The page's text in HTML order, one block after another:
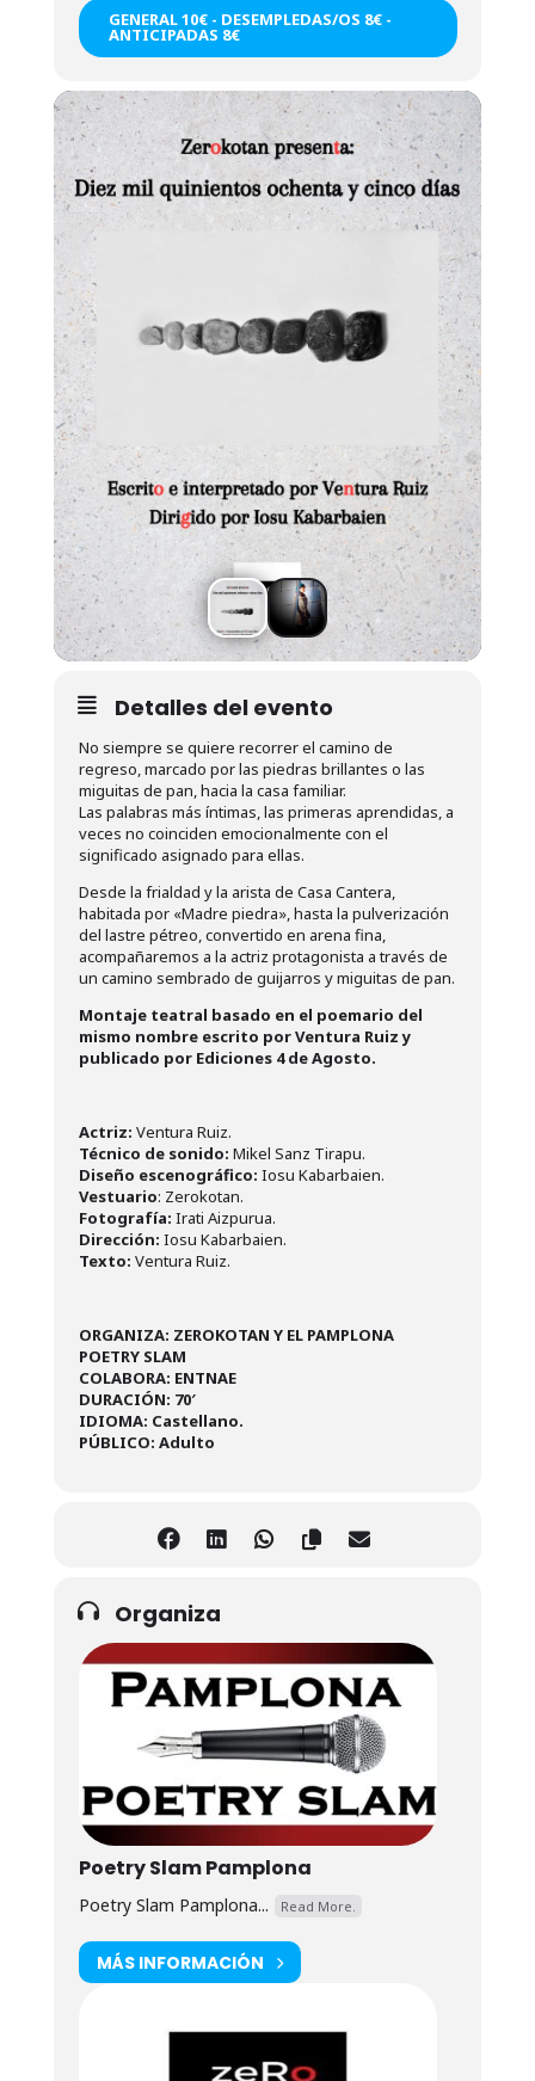
GENERAL 10€ - DESEMPLEDAS/OS 8€ -
ANTICIPADAS 8€
Detalles del evento
No siempre se quiere recorrer el camino de
regreso, marcado por las piedras brillantes o las
miguitas de pan, hacia la casa familiar.
Las palabras más íntimas, las primeras aprendidas, a
veces no coinciden emocionalmente con el
significado asignado para ellas.
Desde la frialdad y la arista de Casa Cantera,
habitada por «Madre piedra», hasta la pulverización
del lastre pétreo, convertido en arena fina,
acompañaremos a la actriz protagonista a través de
un camino sembrado de guijarros y miguitas de pan.
Montaje teatral basado en el poemario del
mismo nombre escrito por Ventura Ruiz y
publicado por Ediciones 4 de Agosto.
Actriz: Ventura Ruiz.
Técnico de sonido: Mikel Sanz Tirapu.
Diseño escenográfico: Iosu Kabarbaien.
Vestuario: Zerokotan.
Fotografía: Irati Aizpurua.
Dirección: Iosu Kabarbaien.
Texto: Ventura Ruiz.
ORGANIZA: ZEROKOTAN Y EL PAMPLONA
POETRY SLAM
COLABORA: ENTNAE
DURACIÓN: 70′
IDIOMA: Castellano.
PÚBLICO: Adulto
Organiza
Poetry Slam Pamplona
Poetry Slam Pamplona... Read More.
MÁS INFORMACIÓN